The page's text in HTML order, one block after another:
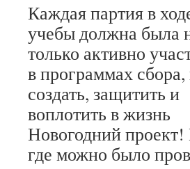
Каждая партия в
учебы должна была
только активно
в программах
создать, защитить и
воплотить в жизнь
Новогодний проект!
где можно было